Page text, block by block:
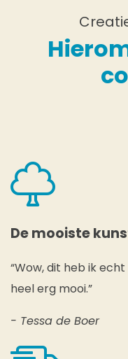
De mooiste
“Wow, dit heb ik
heel erg mooi.”
- Tessa de Boer